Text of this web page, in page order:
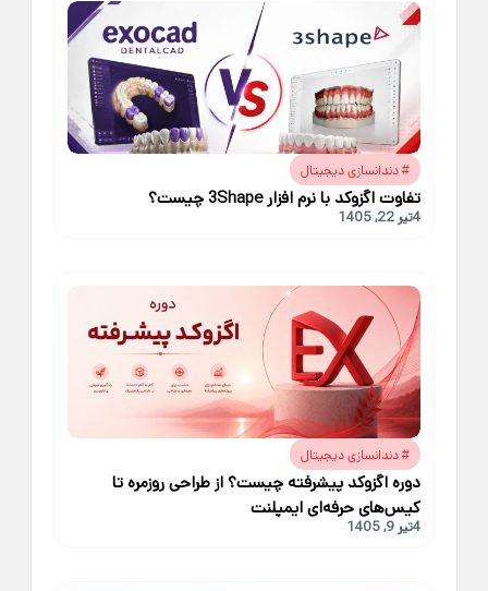
# دندانسازی دیجیتال
تفاوت اگزوکد با نرم افزار 3Shape چیست؟
4تیر 22, 1405
# دندانسازی دیجیتال
دوره اگزوکد پیشرفته چیست؟ از طراحی‌ روزمره تا
کیس‌های حرفه‌ای ایمپلنت
4تیر 9, 1405